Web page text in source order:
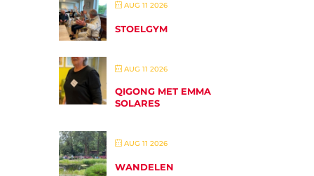
AUG 11 2026
STOELGYM
AUG 11 2026
QIGONG MET EMMA
SOLARES
AUG 11 2026
WANDELEN